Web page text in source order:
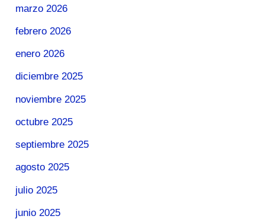
marzo 2026
febrero 2026
enero 2026
diciembre 2025
noviembre 2025
octubre 2025
septiembre 2025
agosto 2025
julio 2025
junio 2025